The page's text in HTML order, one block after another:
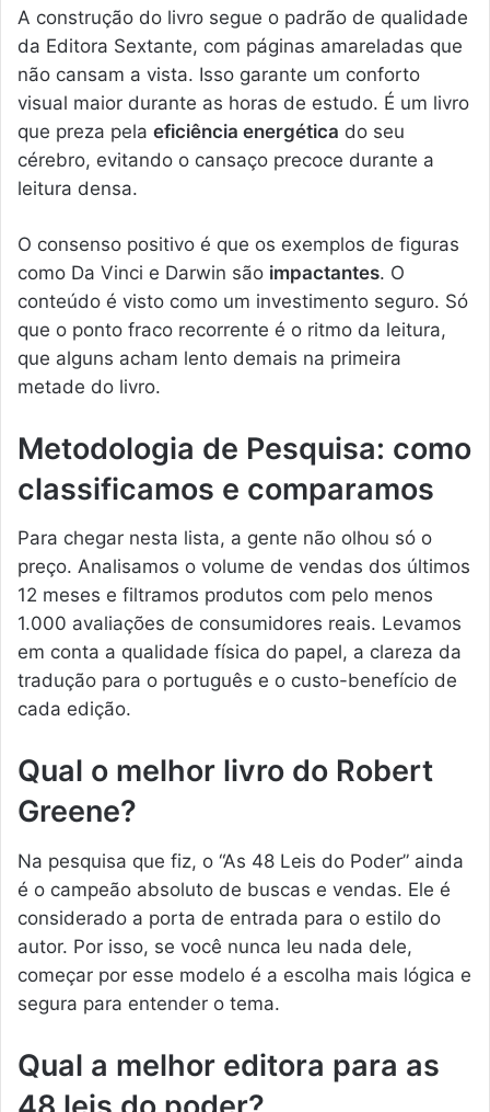
A construção do livro segue o padrão de qualidade
da Editora Sextante, com páginas amareladas que
não cansam a vista. Isso garante um conforto
visual maior durante as horas de estudo. É um livro
que preza pela eficiência energética do seu
cérebro, evitando o cansaço precoce durante a
leitura densa.
O consenso positivo é que os exemplos de figuras
como Da Vinci e Darwin são impactantes. O
conteúdo é visto como um investimento seguro. Só
que o ponto fraco recorrente é o ritmo da leitura,
que alguns acham lento demais na primeira
metade do livro.
Metodologia de Pesquisa: como
classificamos e comparamos
Para chegar nesta lista, a gente não olhou só o
preço. Analisamos o volume de vendas dos últimos
12 meses e filtramos produtos com pelo menos
1.000 avaliações de consumidores reais. Levamos
em conta a qualidade física do papel, a clareza da
tradução para o português e o custo-benefício de
cada edição.
Qual o melhor livro do Robert
Greene?
Na pesquisa que fiz, o “As 48 Leis do Poder” ainda
é o campeão absoluto de buscas e vendas. Ele é
considerado a porta de entrada para o estilo do
autor. Por isso, se você nunca leu nada dele,
começar por esse modelo é a escolha mais lógica e
segura para entender o tema.
Qual a melhor editora para as